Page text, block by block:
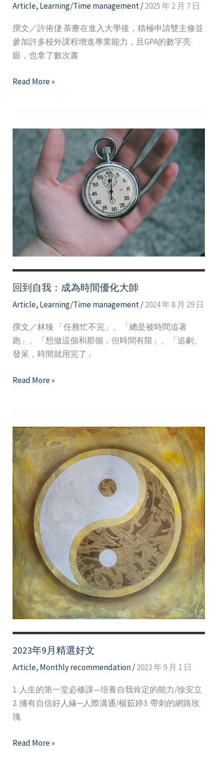
Article, Learning/Time management/2025 年 2 月 7 日
撰文／許侑倢 荼蘼在進入大學後，積極申請雙主修並
參加許多校外課程增進專業能力，且GPA的數字亮
眼，也拿了數次書
擁
「不
好」：
冒
症
候
群
Read More »
回到自我：成為時間優化大師
Article, Learning/Time management/2024 年 8 月 29 日
撰文／林臻 「任務忙不完」、「總是被時間追著
跑」、「想做這個和那個，但時間有限」、「追劇、
發呆，時間就用完了」
回
成
為
時
間
優
化
大
Read More »
2023年9月精選好文
Article, Monthly recommendation/2023 年 9 月 1 日
1. 人生的第一堂必修課—培養自我肯定的能力/徐安立
2. 擁有自信好人緣─人際溝通/楊茹婷3. 帶刺的網路玫
瑰
2023
Read More »